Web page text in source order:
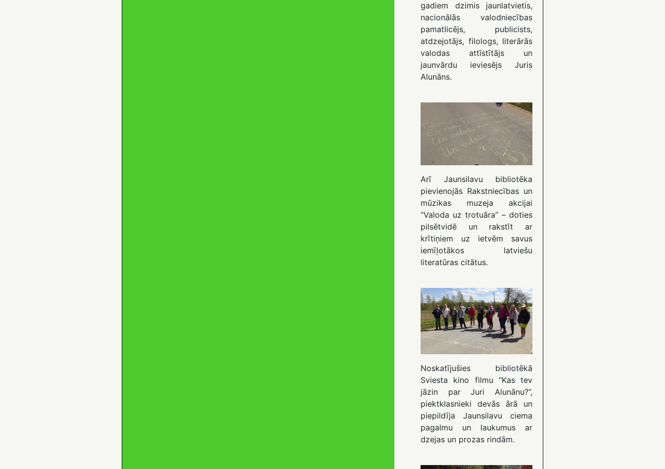
gadiem dzimis jaunlatvietis,
nacionālās valodniecības
pamatlicējs, publicists,
atdzejotājs, filologs, literārās
valodas attīstītājs un
jaunvārdu ieviesējs Juris
Alunāns.
Arī Jaunsilavu bibliotēka
pievienojās Rakstniecības un
mūzikas muzeja akcijai
“Valoda uz trotuāra” – doties
pilsētvidē un rakstīt ar
krītiņiem uz ietvēm savus
iemīļotākos latviešu
literatūras citātus.
Noskatījušies bibliotēkā
Sviesta kino filmu “Kas tev
jāzin par Juri Alunānu?”,
piektklasnieki devās ārā un
piepildīja Jaunsilavu ciema
pagalmu un laukumus ar
dzejas un prozas rindām.